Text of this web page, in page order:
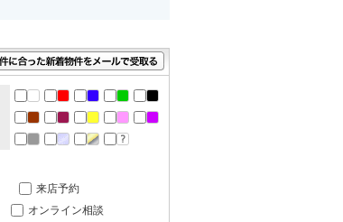
来店予約
オンライン相談